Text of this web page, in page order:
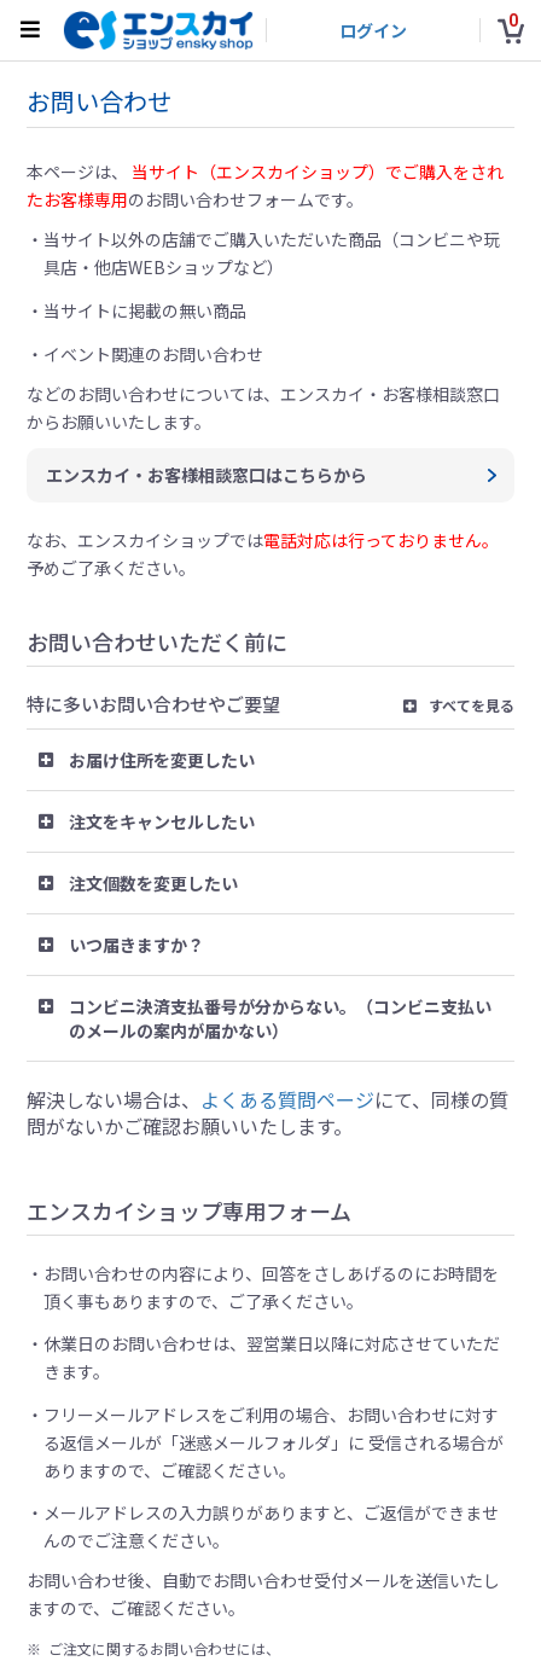
ログイン 0
お問い合わせ
本ページは、 当サイト（エンスカイショップ）でご購入をされ
たお客様専用のお問い合わせフォームです。
当サイト以外の店舗でご購入いただいた商品（コンビニや玩
具店・他店WEBショップなど）
当サイトに掲載の無い商品
イベント関連のお問い合わせ
などのお問い合わせについては、エンスカイ・お客様相談窓口
からお願いいたします。
エンスカイ・お客様相談窓口はこちらから
なお、エンスカイショップでは電話対応は行っておりません。
予めご了承ください。
お問い合わせいただく前に
特に多いお問い合わせやご要望 すべてを見る
お届け住所を変更したい
注文をキャンセルしたい
注文個数を変更したい
いつ届きますか？
コンビニ決済支払番号が分からない。（コンビニ支払い
のメールの案内が届かない）
解決しない場合は、 よくある質問ページにて、同様の質
問がないかご確認お願いいたします。
エンスカイショップ専用フォーム
お問い合わせの内容により、回答をさしあげるのにお時間を
頂く事もありますので、ご了承ください。
休業日のお問い合わせは、翌営業日以降に対応させていただ
きます。
フリーメールアドレスをご利用の場合、お問い合わせに対す
る返信メールが「迷惑メールフォルダ」に 受信される場合が
ありますので、ご確認ください。
メールアドレスの入力誤りがありますと、ご返信ができませ
んのでご注意ください。
お問い合わせ後、自動でお問い合わせ受付メールを送信いたし
ますので、ご確認ください。
※ ご注文に関するお問い合わせには、